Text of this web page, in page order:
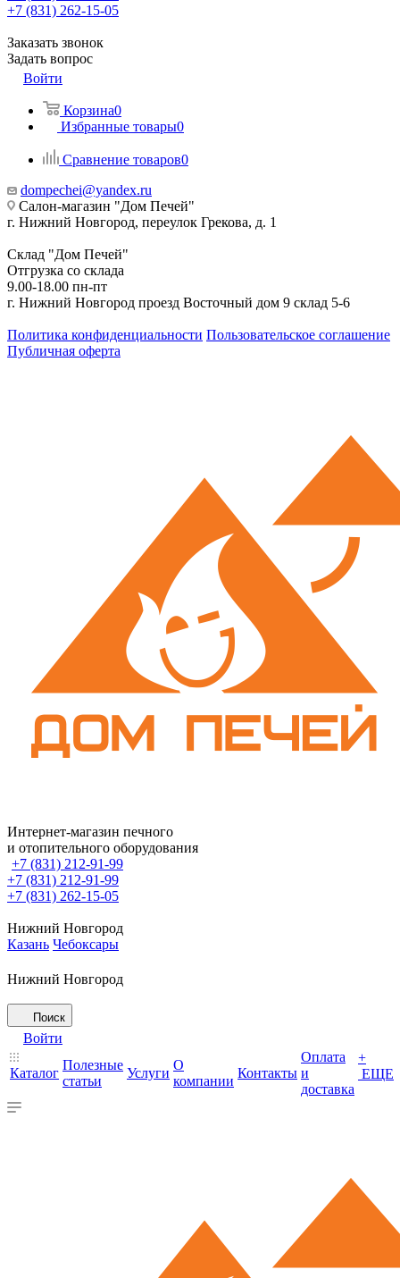
+7 (831) 262-15-05
Заказать звонок
Задать вопрос
Войти
Корзина0
Избранные товары0
Сравнение товаров0
dompechei@yandex.ru
Салон-магазин "Дом Печей"
г. Нижний Новгород, переулок Грекова, д. 1
Склад "Дом Печей"
Отгрузка со склада
9.00-18.00 пн-пт
г. Нижний Новгород проезд Восточный дом 9 склад 5-6
Политика конфиденциальности Пользовательское соглашение
Публичная оферта
Интернет-магазин печного
и отопительного оборудования
+7 (831) 212-91-99
+7 (831) 212-91-99
+7 (831) 262-15-05
Нижний Новгород
Казань Чебоксары
Нижний Новгород
Поиск
Войти
Каталог
Полезные
статьи
Услуги
О
компании
Контакты
Оплата
и
доставка
+
ЕЩЕ